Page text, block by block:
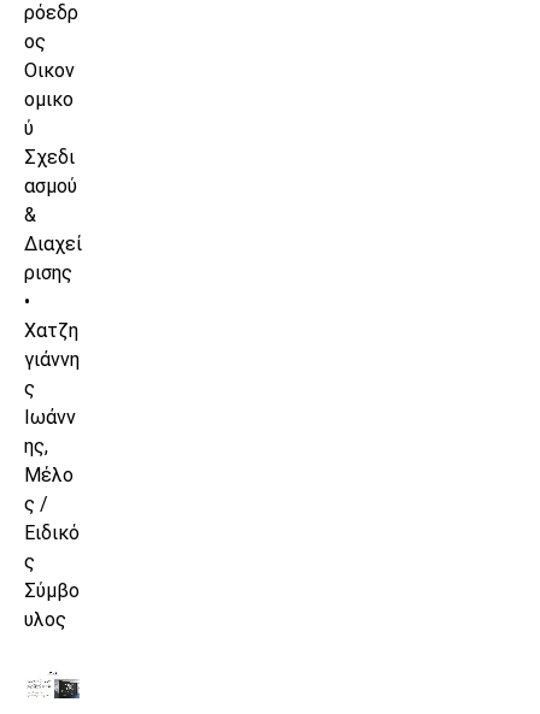
ρόεδρ
ος
Οικον
ομικο
ύ
Σχεδι
ασμού
&
Διαχεί
ρισης
•
Χατζη
γιάννη
ς
Ιωάνν
ης,
Μέλο
ς /
Ειδικό
ς
Σύμβο
υλος